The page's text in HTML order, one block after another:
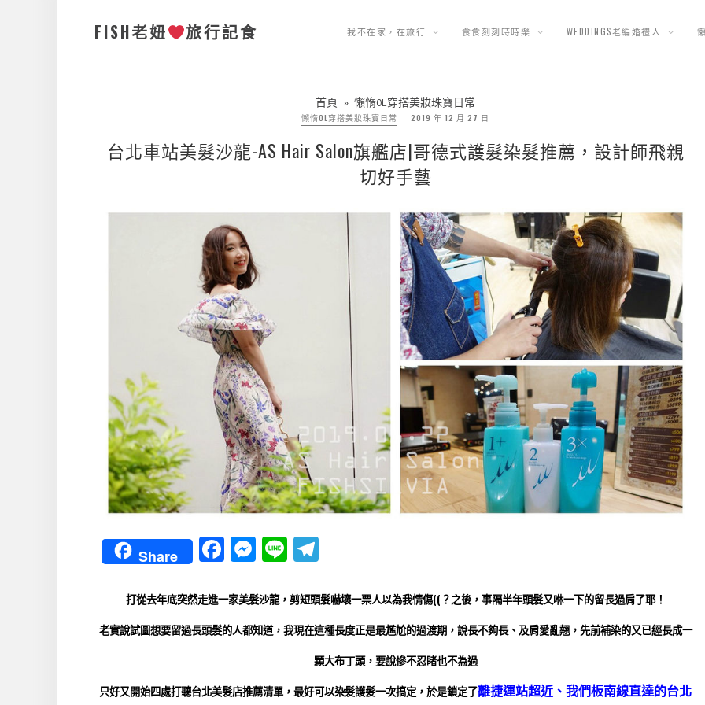
FISH老妞 旅行記食 我不在家，在旅行 食食刻刻時時樂 WEDDINGS老編婚禮人
首頁 » 懶惰OL穿搭美妝珠寶日常
懶惰OL穿搭美妝珠寶日常
2019 年 12 月 27 日
台北車站美髮沙龍-AS Hair Salon旗艦店|哥德式護髮染髮推薦，設計師飛親
切好手藝
Share Facebook
Messenger
Line
打從去年底突然走進一家美髮沙龍，剪短頭髮嚇壞一票人以為我情傷((？之後，事隔半年頭髮又咻一下的留長過肩了耶！
老實說試圖想要留過長頭髮的人都知道，我現在這種長度正是最尷尬的過渡期，說長不夠長、及肩愛亂翹，先前補染的又已經長成一
顆大布丁頭，要說慘不忍睹也不為過
只好又開始四處打聽台北美髮店推薦清單，最好可以染髮護髮一次搞定，於是鎖定了離捷運站超近、我們板南線直達的台北